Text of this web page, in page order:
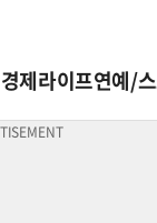
경제라이프연예/